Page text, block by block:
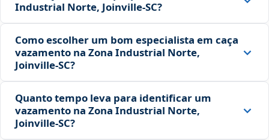
Industrial Norte, Joinville‑SC?
Como escolher um bom especialista em caça
vazamento na Zona Industrial Norte,
Joinville‑SC?
Quanto tempo leva para identificar um
vazamento na Zona Industrial Norte,
Joinville‑SC?